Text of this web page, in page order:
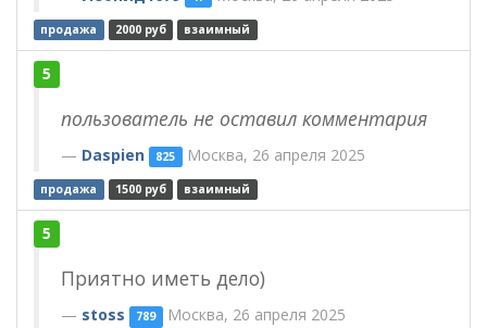
продажа 2000 руб взаимный
5
пользователь не оставил комментария
Daspien 825 Москва, 26 апреля 2025
продажа 1500 руб взаимный
5
Приятно иметь дело)
stoss 789 Москва, 26 апреля 2025